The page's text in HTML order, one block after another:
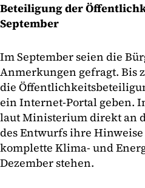
Beteiligung der
September
Im September seien die
Anmerkungen gefragt. Bis
die
ein Internet-Portal geben.
laut Ministerium direkt an
des Entwurfs ihre
komplette Klima- und
Dezember stehen.